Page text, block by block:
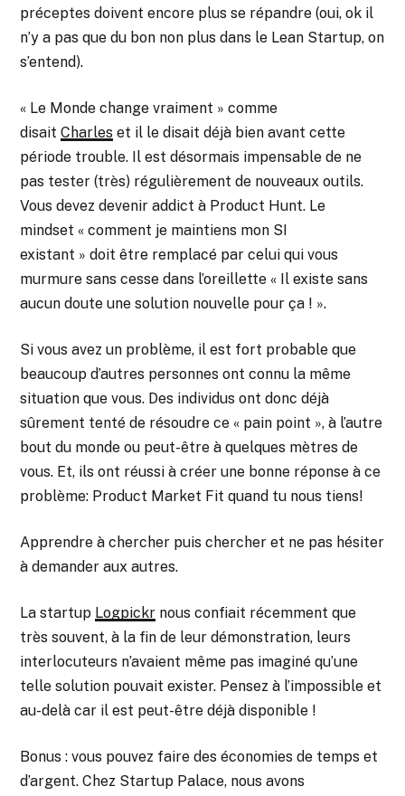
préceptes doivent encore plus se répandre (oui, ok il
n’y a pas que du bon non plus dans le Lean Startup, on
s’entend).
« Le Monde change vraiment » comme
disaitCharles et il le disait déjà bien avant cette
période trouble. Il est désormais impensable de ne
pas tester (très) régulièrement de nouveaux outils.
Vous devez devenir addict à Product Hunt. Le
mindset « comment je maintiens mon SI
existant » doit être remplacé par celui qui vous
murmure sans cesse dans l’oreillette « Il existe sans
aucun doute une solution nouvelle pour ça ! ».
Si vous avez un problème, il est fort probable que
beaucoup d’autres personnes ont connu la même
situation que vous. Des individus ont donc déjà
sûrement tenté de résoudre ce « pain point », à l’autre
bout du monde ou peut-être à quelques mètres de
vous. Et, ils ont réussi à créer une bonne réponse à ce
problème: Product Market Fit quand tu nous tiens!
Apprendre à chercher puis chercher et ne pas hésiter
à demander aux autres.
La startup Logpickr nous confiait récemment que
très souvent, à la fin de leur démonstration, leurs
interlocuteurs n’avaient même pas imaginé qu’une
telle solution pouvait exister. Pensez à l’impossible et
au-delà car il est peut-être déjà disponible !
Bonus : vous pouvez faire des économies de temps et
d’argent. Chez Startup Palace, nous avons